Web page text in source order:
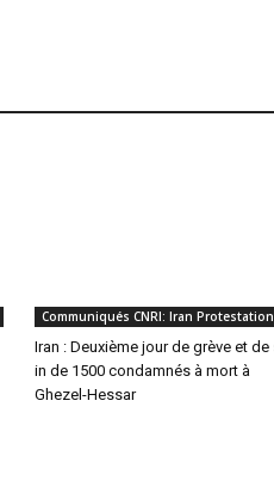
Communiqués CNRI: Iran
Iran : Deuxième jour de grève et de
in de 1500 condamnés à mort à
Ghezel-Hessar